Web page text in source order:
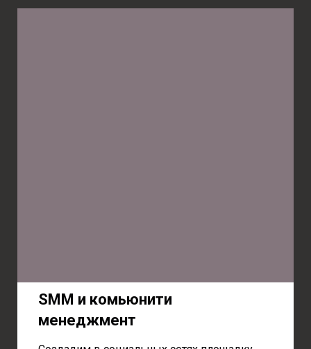
SMM и комьюнити
менеджмент